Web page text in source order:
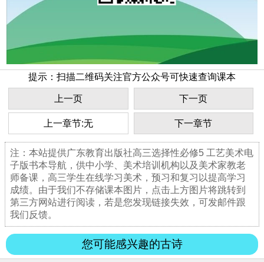
提示：扫描二维码关注官方公众号可快速查询课本
上一页 下一页
上一章节:无 下一章节
注：本站提供广东教育出版社高三选择性必修5 工艺美术电
子版书本导航，供中小学、美术培训机构以及美术家教老
师备课，高三学生在线学习美术，预习和复习以提高学习
成绩。由于我们不存储课本图片，点击上方图片将跳转到
第三方网站进行阅读，若是您发现链接失效，可发邮件跟
我们反馈。
您可能感兴趣的古诗